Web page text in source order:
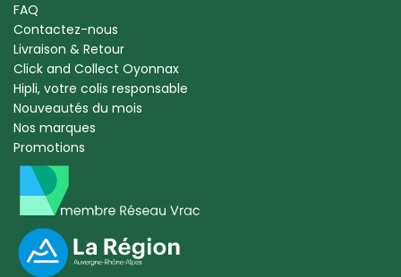
FAQ
Contactez-nous
Livraison & Retour
Click and Collect Oyonnax
Hipli, votre colis responsable
Nouveautés du mois
Nos marques
Promotions